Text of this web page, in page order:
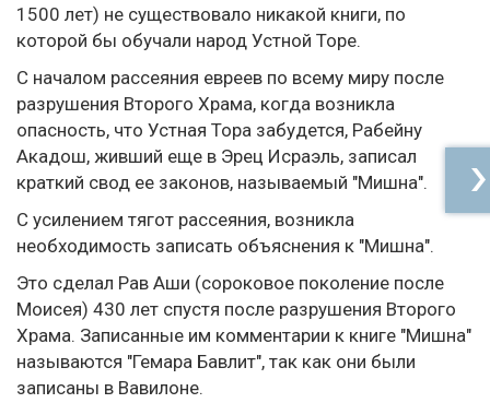
1500 лет) не существовало никакой книги, по
которой бы обучали народ Устной Торе.
С началом рассеяния евреев по всему миру после
разрушения Второго Храма, когда возникла
опасность, что Устная Тора забудется, Рабейну
Акадош, живший еще в Эрец Исраэль, записал
краткий свод ее законов, называемый "Мишна".
С усилением тягот рассеяния, возникла
необходимость записать объяснения к "Мишна".
Это сделал Рав Аши (сороковое поколение после
Моисея) 430 лет спустя после разрушения Второго
Храма. Записанные им комментарии к книге "Мишна"
называются "Гемара Бавлит", так как они были
записаны в Вавилоне.